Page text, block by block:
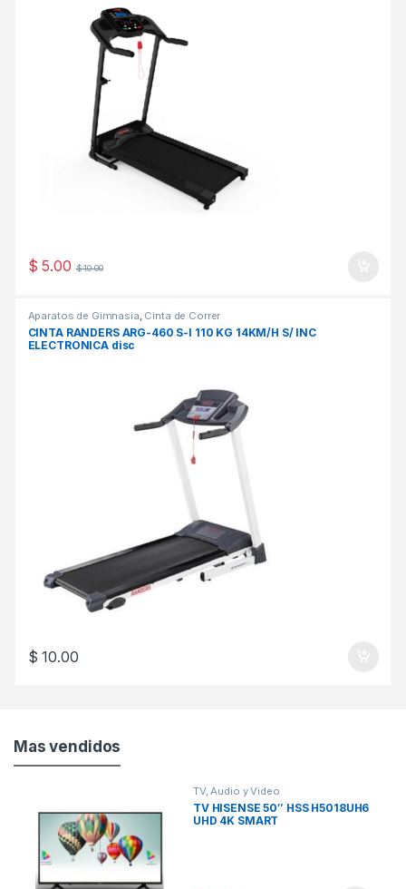
$ 5.00 $10.00
Aparatos de Gimnasia, Cinta de Correr
CINTA RANDERS ARG-460 S-I 110 KG 14KM/H S/ INC
ELECTRONICA disc
$ 10.00
Mas vendidos
TV, Audio y Video
TV HISENSE 50″ HSS H5018UH6
UHD 4K SMART